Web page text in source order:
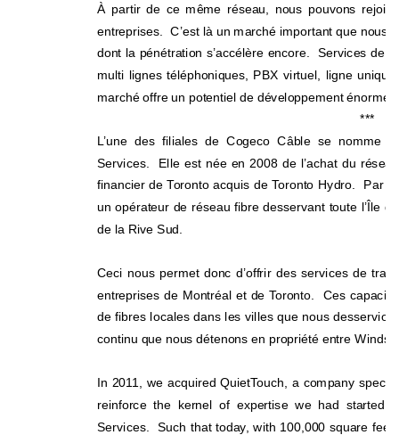
À partir de ce même réseau, nous pouvons
entreprises.  C’est là un marché important que
dont la pénétration s’accélère encore.  Services de
multi lignes téléphoniques, PBX virtuel, ligne
marché offre un potentiel de développement énorme
***
L’une des filiales de Cogeco Câble se nomme
Services.  Elle est née en 2008 de l’achat du
financier de Toronto acquis de Toronto Hydro.  Par
un opérateur de réseau fibre desservant toute l’Île
de la Rive Sud.
Ceci nous permet donc d’offrir des services de
entreprises de Montréal et de Toronto.  Ces
de fibres locales dans les villes que nous
continu que nous détenons en propriété entre
In 2011, we acquired QuietTouch, a company
reinforce the kernel of expertise we had started
Services.  Such that today, with 100,000 square